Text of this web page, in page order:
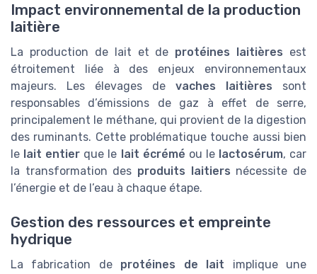
Impact environnemental de la production
laitière
La production de lait et de protéines laitières est
étroitement liée à des enjeux environnementaux
majeurs. Les élevages de vaches laitières sont
responsables d’émissions de gaz à effet de serre,
principalement le méthane, qui provient de la digestion
des ruminants. Cette problématique touche aussi bien
le lait entier que le lait écrémé ou le lactosérum, car
la transformation des produits laitiers nécessite de
l’énergie et de l’eau à chaque étape.
Gestion des ressources et empreinte
hydrique
La fabrication de protéines de lait implique une